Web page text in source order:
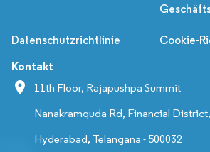
Datenschutzrichtlinie Cookie-
Kontakt
11th Floor, Rajapushpa Summit
Nanakramguda Rd, Financial
Hyderabad, Telangana - 500032